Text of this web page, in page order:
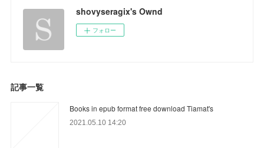
shovyseragix's Ownd
フォロー
記事一覧
Books in epub format free download Tiamat's
2021.05.10 14:20